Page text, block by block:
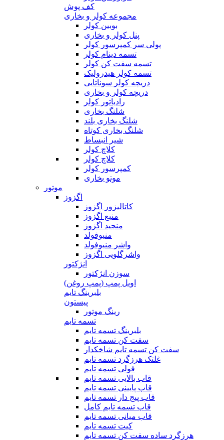
کف پوش
مجموعه کولر و بخاری
بوبین کولر
پنل کولر و بخاری
پولی سر کمپرسور کولر
تسمه دینام کولر
تسمه سفت کن کولر
تسمه کولر هیدرولیک
دریچه کولر سوناتایی
دریچه کولر و بخاری
رادیاتور کولر
شلنگ بخاری
شلنگ بخاری بلند
شلنگ بخاری کوتاه
شیر انبساط
کلاچ کولر
کلاچ کولر
کمپرسور کولر
موتو بخاری
موتور
اگزوز
کاتالیزور اگزوز
منبع اگزوز
منجید اگزوز
منیوفولد
واشر منیوفولد
واشرگلویی اگزوز
انژکتور
سوزن انژکتور
اویل پمپ (پمپ روغن)
بلبرینگ تایم
پیستون
رینگ موتور
تسمه تایم
بلبرینگ تسمه تایم
سفت کن تسمه تایم
سفت کن تسمه تایم شاخکدار
غلتک هرزگرد تسمه تایم
فولی تسمه تایم
قاب بالایی تسمه تایم
قاب پایینی تسمه تایم
قاب پیج دار تسمه تایم
قاب تسمه تایم کامل
قاب میانی تسمه تایم
کیت تسمه تایم
هرزگرد ساده سفت کن تسمه تایم